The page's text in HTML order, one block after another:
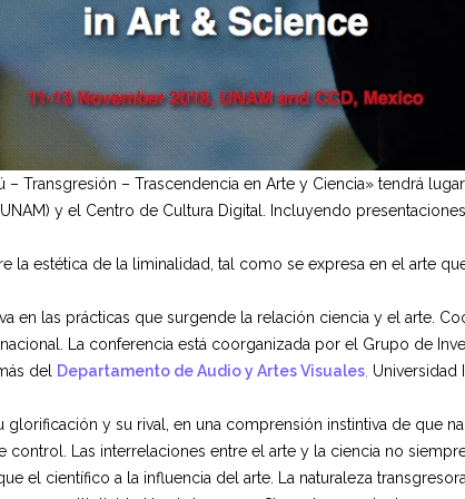
Transgresión – Trascendencia en Arte y Ciencia» tendrá
y el Centro de Cultura Digital. Incluyendo
la estética de la liminalidad, tal como se expresa en el arte
en las prácticas que surgende la relación ciencia y el arte.
La conferencia está coorganizada por el Grupo de
del Departamento de Audio y Artes Visuales Universidad
y su rival, en una comprensión instintiva de que
Las interrelaciones entre el arte y la ciencia no
el científico a la influencia del arte. La naturaleza